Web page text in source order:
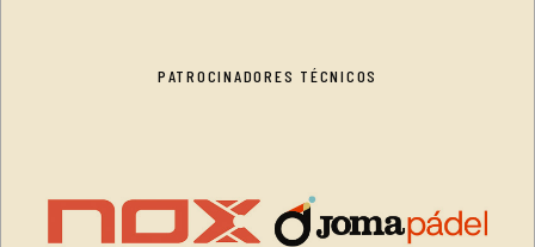
PATROCINADORES TÉCNICOS